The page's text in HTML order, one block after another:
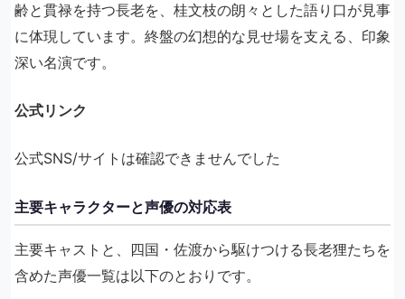
齢と貫禄を持つ長老を、桂文枝の朗々とした語り口が見事
に体現しています。終盤の幻想的な見せ場を支える、印象
深い名演です。
公式リンク
公式SNS/サイトは確認できませんでした
主要キャラクターと声優の対応表
主要キャストと、四国・佐渡から駆けつける長老狸たちを
含めた声優一覧は以下のとおりです。